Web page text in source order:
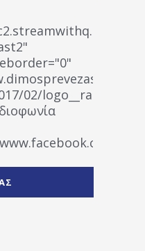
wp-
02/
" artist="" ]